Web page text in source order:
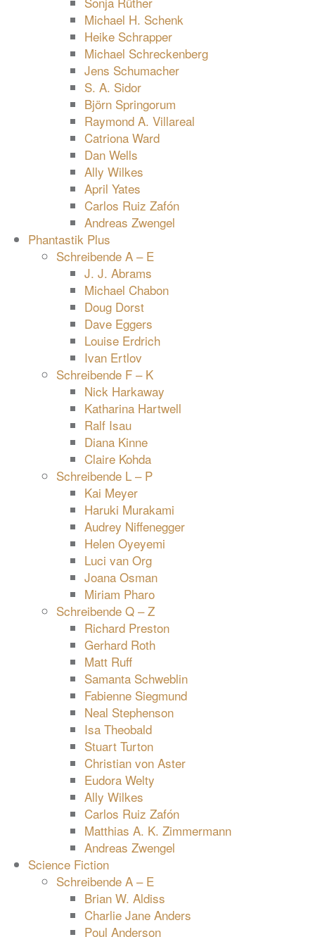
Michael H. Schenk
Heike Schrapper
Michael Schreckenberg
Jens Schumacher
S. A. Sidor
Björn Springorum
Raymond A. Villareal
Catriona Ward
Dan Wells
Ally Wilkes
April Yates
Carlos Ruiz Zafón
Andreas Zwengel
Phantastik Plus
Schreibende A – E
J. J. Abrams
Michael Chabon
Doug Dorst
Dave Eggers
Louise Erdrich
Ivan Ertlov
Schreibende F – K
Nick Harkaway
Katharina Hartwell
Ralf Isau
Diana Kinne
Claire Kohda
Schreibende L – P
Kai Meyer
Haruki Murakami
Audrey Niffenegger
Helen Oyeyemi
Luci van Org
Joana Osman
Miriam Pharo
Schreibende Q – Z
Richard Preston
Gerhard Roth
Matt Ruff
Samanta Schweblin
Fabienne Siegmund
Neal Stephenson
Isa Theobald
Stuart Turton
Christian von Aster
Eudora Welty
Ally Wilkes
Carlos Ruiz Zafón
Matthias A. K. Zimmermann
Andreas Zwengel
Science Fiction
Schreibende A – E
Brian W. Aldiss
Charlie Jane Anders
Poul Anderson